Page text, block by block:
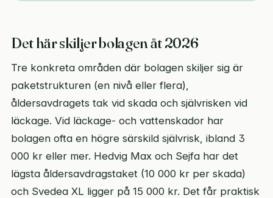
Det här skiljer bolagen åt 2026
Tre konkreta områden där bolagen skiljer sig är
paketstrukturen (en nivå eller flera),
åldersavdragets tak vid skada och självrisken vid
läckage. Vid läckage- och vattenskador har
bolagen ofta en högre särskild självrisk, ibland 3
000 kr eller mer. Hedvig Max och Sejfa har det
lägsta åldersavdragstaket (10 000 kr per skada)
och Svedea XL ligger på 15 000 kr. Det får praktisk